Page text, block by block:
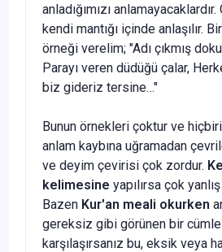
anladığımızı
kendi mantığı içinde anlaşılır.
örneği verelim; "Adı çıkmış
Parayı veren düdüğü çalar,
biz gideriz tersine…"
Bunun örnekleri çoktur ve
anlam kaybına uğramadan
ve deyim çevirisi çok zordur.
kelimesine yapılırsa çok
Bazen Kur'an meali okurken
gereksiz gibi görünen bir
karşılaşırsanız bu, eksik veya